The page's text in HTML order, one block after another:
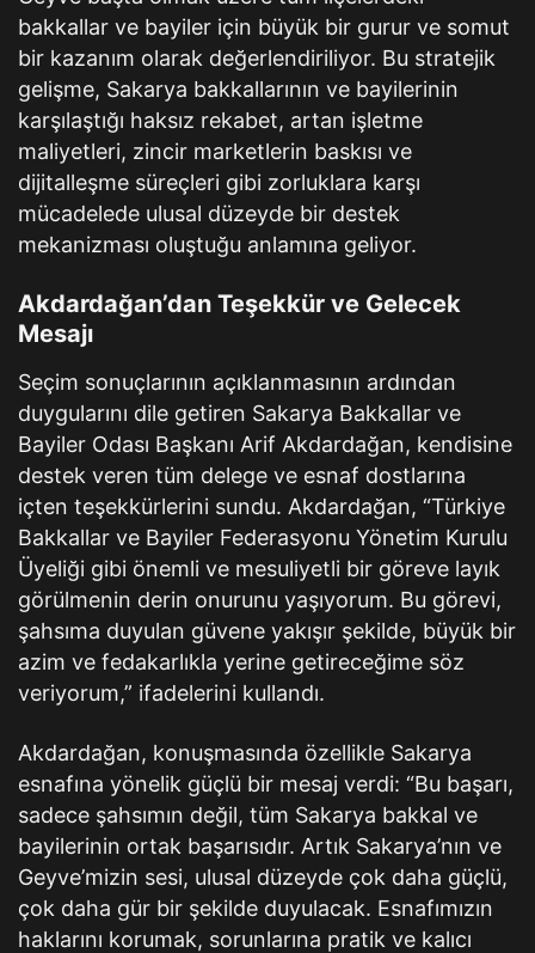
bakkallar ve bayiler için büyük bir gurur ve somut
bir kazanım olarak değerlendiriliyor. Bu stratejik
gelişme, Sakarya bakkallarının ve bayilerinin
karşılaştığı haksız rekabet, artan işletme
maliyetleri, zincir marketlerin baskısı ve
dijitalleşme süreçleri gibi zorluklara karşı
mücadelede ulusal düzeyde bir destek
mekanizması oluştuğu anlamına geliyor.
Akdardağan’dan Teşekkür ve Gelecek
Mesajı
Seçim sonuçlarının açıklanmasının ardından
duygularını dile getiren Sakarya Bakkallar ve
Bayiler Odası Başkanı Arif Akdardağan, kendisine
destek veren tüm delege ve esnaf dostlarına
içten teşekkürlerini sundu. Akdardağan, “Türkiye
Bakkallar ve Bayiler Federasyonu Yönetim Kurulu
Üyeliği gibi önemli ve mesuliyetli bir göreve layık
görülmenin derin onurunu yaşıyorum. Bu görevi,
şahsıma duyulan güvene yakışır şekilde, büyük bir
azim ve fedakarlıkla yerine getireceğime söz
veriyorum,” ifadelerini kullandı.
Akdardağan, konuşmasında özellikle Sakarya
esnafına yönelik güçlü bir mesaj verdi: “Bu başarı,
sadece şahsımın değil, tüm Sakarya bakkal ve
bayilerinin ortak başarısıdır. Artık Sakarya’nın ve
Geyve’mizin sesi, ulusal düzeyde çok daha güçlü,
çok daha gür bir şekilde duyulacak. Esnafımızın
haklarını korumak, sorunlarına pratik ve kalıcı